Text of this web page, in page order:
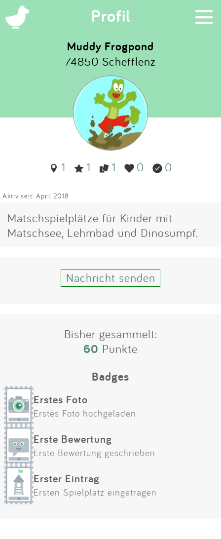
Profil ×
Suchen
Eintragen
App
Blog
Partner
Impressum
Muddy Frogpond
74850 Schefflenz
1 1 1 0 0
Aktiv seit: April 2018
Matschspielplätze für Kinder mit
Matschsee, Lehmbad und Dinosumpf.
Nachricht senden
Bisher gesammelt:
60 Punkte
Badges
Erstes Foto
Erstes Foto hochgeladen
Erste Bewertung
Erste Bewertung geschrieben
Erster Eintrag
Ersten Spielplatz eingetragen